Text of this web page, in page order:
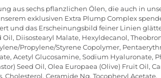
aus sechs pflanzlichen Ölen, die auch in
exklusiven Extra Plump Complex
und das Erscheinungsbild feiner Linien
Diisostearyl Malate, Hexyldecanol,
Propylene/Styrene Copolymer,
Acetyl Glucosamine, Sodium Hyaluronate,
Seed Oil, Olea Europaea (Olive) Fruit Oil,
Cholesterol, Ceramide Ng, Tocopheryl Acetate,